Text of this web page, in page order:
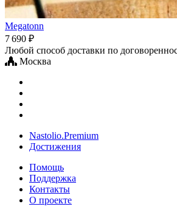
Megatonn
7 690 ₽
Любой способ доставки по
Москва
Nastolio.Premium
Достижения
Помощь
Поддержка
Контакты
О проекте